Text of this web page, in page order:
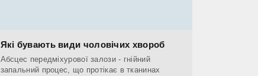
Які бувають види чоловічих хвороб
Абсцес передміхурової залози - гнійний
запальний процес, що протікає в тканинах